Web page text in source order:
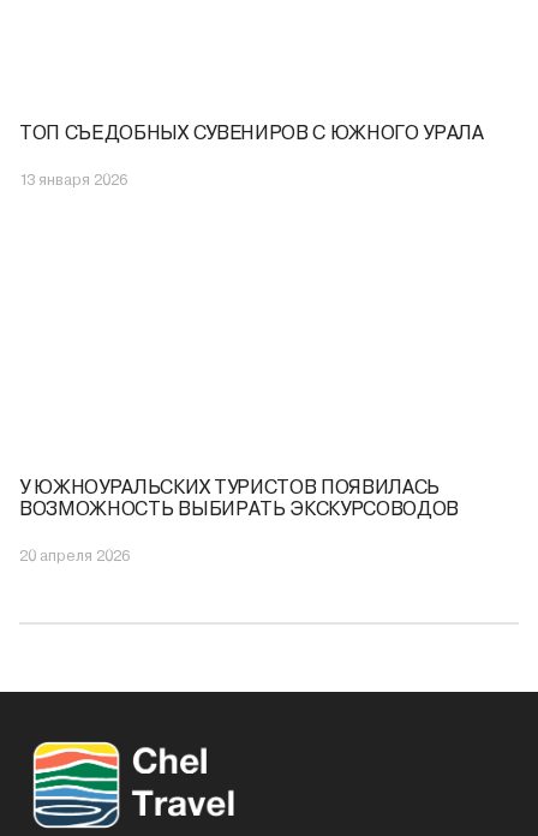
ТОП СЪЕДОБНЫХ СУВЕНИРОВ С ЮЖНОГО УРАЛА
13 января 2026
У ЮЖНОУРАЛЬСКИХ ТУРИСТОВ ПОЯВИЛАСЬ
ВОЗМОЖНОСТЬ ВЫБИРАТЬ ЭКСКУРСОВОДОВ
20 апреля 2026